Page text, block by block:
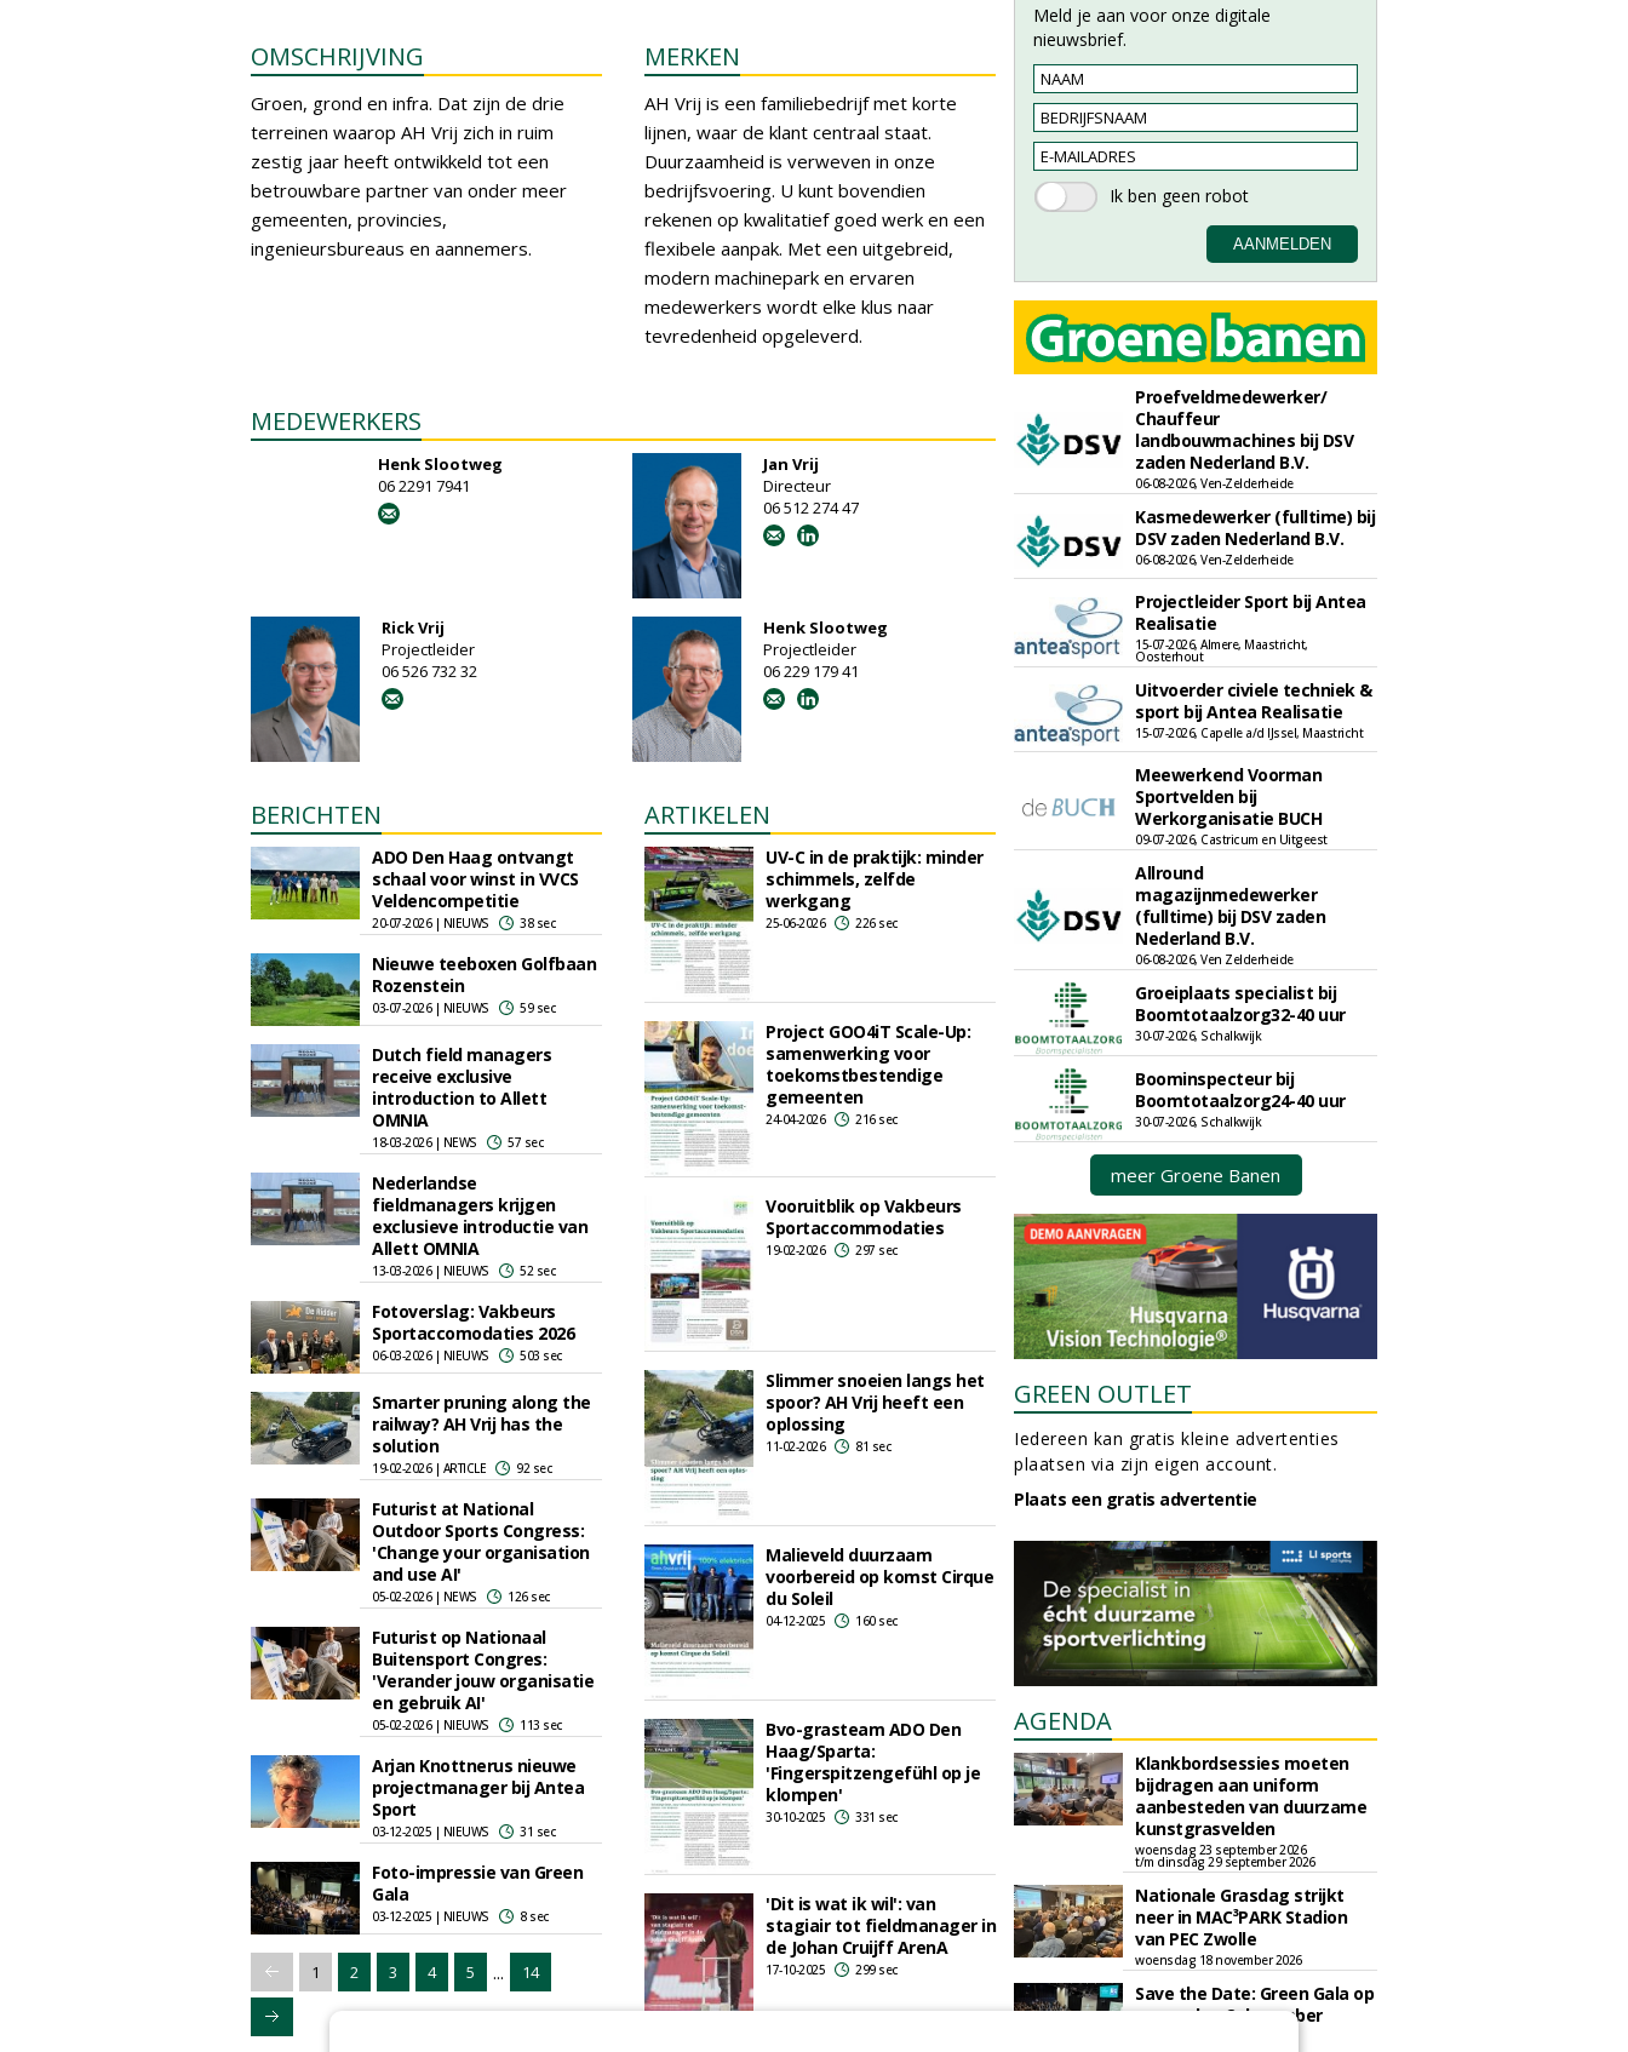
OMSCHRIJVING
Groen, grond en infra. Dat zijn de drie
terreinen waarop AH Vrij zich in ruim
zestig jaar heeft ontwikkeld tot een
betrouwbare partner van onder meer
gemeenten, provincies,
ingenieursbureaus en aannemers.
MERKEN
AH Vrij is een familiebedrijf met korte
lijnen, waar de klant centraal staat.
Duurzaamheid is verweven in onze
bedrijfsvoering. U kunt bovendien
rekenen op kwalitatief goed werk en een
flexibele aanpak. Met een uitgebreid,
modern machinepark en ervaren
medewerkers wordt elke klus naar
tevredenheid opgeleverd.
MEDEWERKERS
Henk Slootweg
06 2291 7941
Jan Vrij
Directeur
06 512 274 47
Rick Vrij
Projectleider
06 526 732 32
Henk Slootweg
Projectleider
06 229 179 41
BERICHTEN
ADO Den Haag ontvangt
schaal voor winst in VVCS
Veldencompetitie
20-07-2026 | NIEUWS 38 sec
Nieuwe teeboxen Golfbaan
Rozenstein
03-07-2026 | NIEUWS 59 sec
Dutch field managers
receive exclusive
introduction to Allett
OMNIA
18-03-2026 | NEWS 57 sec
Nederlandse
fieldmanagers krijgen
exclusieve introductie van
Allett OMNIA
13-03-2026 | NIEUWS 52 sec
Fotoverslag: Vakbeurs
Sportaccomodaties 2026
06-03-2026 | NIEUWS 503 sec
Smarter pruning along the
railway? AH Vrij has the
solution
19-02-2026 | ARTICLE 92 sec
Futurist at National
Outdoor Sports Congress:
'Change your organisation
and use AI'
05-02-2026 | NEWS 126 sec
Futurist op Nationaal
Buitensport Congres:
'Verander jouw organisatie
en gebruik AI'
05-02-2026 | NIEUWS 113 sec
Arjan Knottnerus nieuwe
projectmanager bij Antea
Sport
03-12-2025 | NIEUWS 31 sec
Foto-impressie van Green
Gala
03-12-2025 | NIEUWS 8 sec
1 2 3 4 5 ... 14
ARTIKELEN
UV-C in de praktijk: minder
schimmels, zelfde
werkgang
25-06-2026 226 sec
Project GOO4iT Scale-Up:
samenwerking voor
toekomstbestendige
gemeenten
24-04-2026 216 sec
Vooruitblik op Vakbeurs
Sportaccommodaties
19-02-2026 297 sec
Slimmer snoeien langs het
spoor? AH Vrij heeft een
oplossing
11-02-2026 81 sec
Malieveld duurzaam
voorbereid op komst Cirque
du Soleil
04-12-2025 160 sec
Bvo-grasteam ADO Den
Haag/Sparta:
'Fingerspitzengefühl op je
klompen'
30-10-2025 331 sec
'Dit is wat ik wil': van
stagiair tot fieldmanager in
de Johan Cruijff ArenA
17-10-2025 299 sec
Meld je aan voor onze digitale
nieuwsbrief.
Proefveldmedewerker/
Chauffeur
landbouwmachines bij DSV
zaden Nederland B.V.
06-08-2026, Ven-Zelderheide
Kasmedewerker (fulltime) bij
DSV zaden Nederland B.V.
06-08-2026, Ven-Zelderheide
Projectleider Sport bij Antea
Realisatie
15-07-2026, Almere, Maastricht,
Oosterhout
Uitvoerder civiele techniek &
sport bij Antea Realisatie
15-07-2026, Capelle a/d IJssel, Maastricht
Meewerkend Voorman
Sportvelden bij
Werkorganisatie BUCH
09-07-2026, Castricum en Uitgeest
Allround
magazijnmedewerker
(fulltime) bij DSV zaden
Nederland B.V.
06-08-2026, Ven Zelderheide
Groeiplaats specialist bij
Boomtotaalzorg32-40 uur
30-07-2026, Schalkwijk
Boominspecteur bij
Boomtotaalzorg24-40 uur
30-07-2026, Schalkwijk
meer Groene Banen
GREEN OUTLET
Iedereen kan gratis kleine advertenties
plaatsen via zijn eigen account.
Plaats een gratis advertentie
AGENDA
Klankbordsessies moeten
bijdragen aan uniform
aanbesteden van duurzame
kunstgrasvelden
woensdag 23 september 2026
t/m dinsdag 29 september 2026
Nationale Grasdag strijkt
neer in MAC³PARK Stadion
van PEC Zwolle
woensdag 18 november 2026
Save the Date: Green Gala op
woensdag 2 december